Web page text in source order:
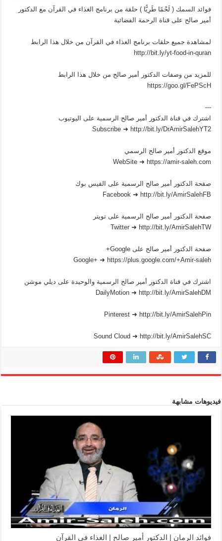
فوائد السمك ( لَحْمًا طَرِيًّا ) حلقة من برنامج الغذاء في القرآن مع الدكتور
أمير صالح على قناة الرحمة الفضائية
لمشاهدة جميع حلقات برنامج الغذاء في القرآن من خلال هذا الرابط
http://bit.ly/yt-food-in-quran
للمزيد من وصفات الدكتور أمير صالح من خلال هذا الرابط
https://goo.gl/FePScH
---
اشترك في قناة الدكتور أمير صالح الرسمية على اليوتيوب
Subscribe ➜ http://bit.ly/DrAmirSalehYT2
موقع الدكتور أمير صالح الرسمي
WebSite ➜ https://amir-saleh.com
صفحة الدكتور أمير صالح الرسمية على الفيس بوك
Facebook ➜ http://bit.ly/AmirSalehFB
صفحة الدكتور أمير صالح الرسمية على تويتر
Twitter ➜ http://bit.ly/AmirSalehTW
صفحة الدكتور أمير صالح على Google+
Google+ ➜ https://plus.google.com/+Amir-saleh
اشترك في قناة الدكتور أمير صالح الرسمية والوحيدة على ديلي موشن
DailyMotion ➜ http://bit.ly/AmirSalehDM
Pinterest ➜ http://bit.ly/AmirSalehPin
Sound Cloud ➜ http://bit.ly/AmirSalehSC
فيديوهات مشابهة
فوائد الرمان | الدكتور أمير صالح | الغذاء في القرآن